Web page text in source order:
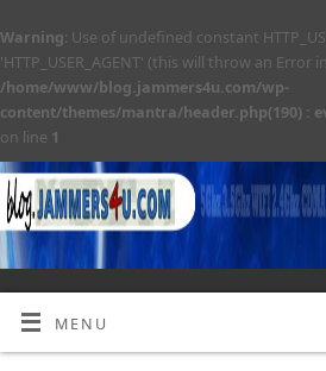
Warning: Use of undefined constant
'HTTP_USER_AGENT' (this will throw an Error
/home/www/blog.jammers4u.com/wp-
content/themes/mantra/header.php(190) :
on line 1
MENU